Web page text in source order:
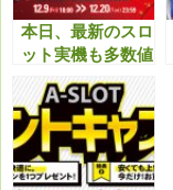
本日、最新のスロ
ット実機も多数値
下げ！クリスマス
セール特典と合わ
せてどうぞ！！